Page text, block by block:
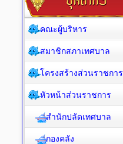
คณะผู้บริหาร
สมาชิกสภาเทศบาล
โครงสร้างส่วนราชการ
หัวหน้าส่วนราชการ
สำนักปลัดเทศบาล
กองคลัง